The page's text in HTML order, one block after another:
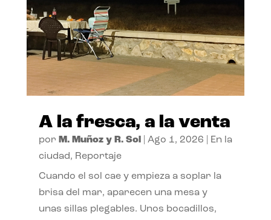
A la fresca, a la venta
por M. Muñoz y R. Sol| Ago 1, 2026
En la
ciudad, Reportaje
Cuando el sol cae y empieza a soplar la
brisa del mar, aparecen una mesa y
unas sillas plegables. Unos bocadillos,